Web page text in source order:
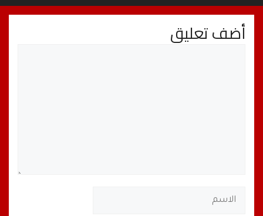
أضف تعليق
الاسم